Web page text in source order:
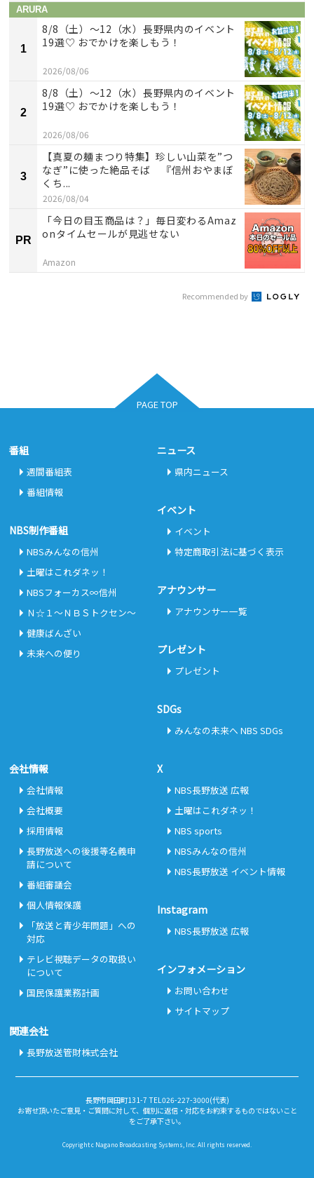
ARURA
1
8/8（土）〜12（水）長野県内のイベント
19選♡ おでかけを楽しもう！
2026/08/06
2
8/8（土）〜12（水）長野県内のイベント
19選♡ おでかけを楽しもう！
2026/08/06
3
【真夏の麺まつり特集】珍しい山菜を”つ
なぎ”に使った絶品そば 『信州おやまぼ
くち...
2026/08/04
PR
「今日の目玉商品は？」毎日変わるAmaz
onタイムセールが見逃せない
Amazon
Recommended by
PAGE TOP
番組
週間番組表
番組情報
NBS制作番組
NBSみんなの信州
土曜はこれダネッ！
NBSフォーカス∞信州
Ｎ☆１～ＮＢＳトクセン～
健康ばんざい
未来への便り
ニュース
県内ニュース
イベント
イベント
特定商取引法に基づく表示
アナウンサー
アナウンサー一覧
プレゼント
プレゼント
SDGs
みんなの未来へ NBS SDGs
会社情報
会社情報
会社概要
採用情報
長野放送への後援等名義申
請について
番組審議会
個人情報保護
「放送と青少年問題」への
対応
テレビ視聴データの取扱い
について
国民保護業務計画
関連会社
長野放送管財株式会社
X
NBS長野放送 広報
土曜はこれダネッ！
NBS sports
NBSみんなの信州
NBS長野放送 イベント情報
Instagram
NBS長野放送 広報
インフォメーション
お問い合わせ
サイトマップ
長野市岡田町131-7 TEL026-227-3000(代表)
お寄せ頂いたご意見・ご質問に対して、個別に返信・対応をお約束するものではないこと
をご了承下さい。
Copyright c Nagano Broadcasting Systems, Inc. All rights reserved.